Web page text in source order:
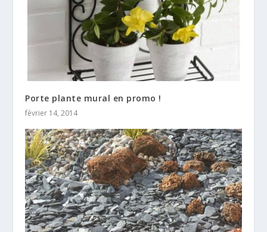
Porte plante mural en promo !
février 14, 2014